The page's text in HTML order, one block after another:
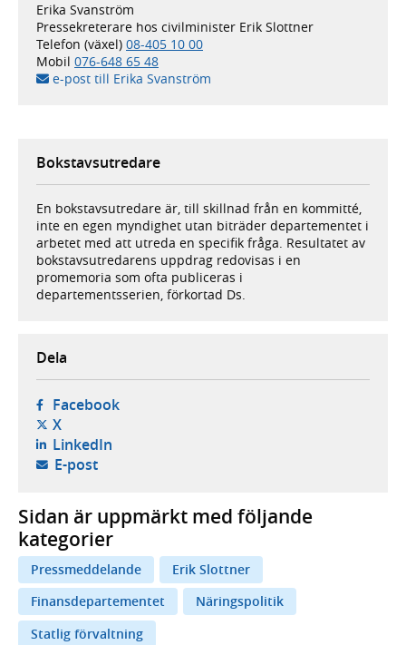
Erika Svanström
Pressekreterare hos civilminister Erik Slottner
Telefon (växel) 08-405 10 00
Mobil 076-648 65 48
e-post till Erika Svanström
Bokstavsutredare
En bokstavsutredare är, till skillnad från en kommitté,
inte en egen myndighet utan biträder departementet i
arbetet med att utreda en specifik fråga. Resultatet av
bokstavsutredarens uppdrag redovisas i en
promemoria som ofta publiceras i
departementsserien, förkortad Ds.
Dela
Facebook- öppnas i ny flik, extern webbplats,
X- öppnas i ny flik, extern webbplats,
LinkedIn- öppnas i ny flik, extern webbplats,
E-post- öppnar din e-postklient,
Sidan är uppmärkt med följande
kategorier
Pressmeddelande
Erik Slottner
Finansdepartementet
Näringspolitik
Statlig förvaltning